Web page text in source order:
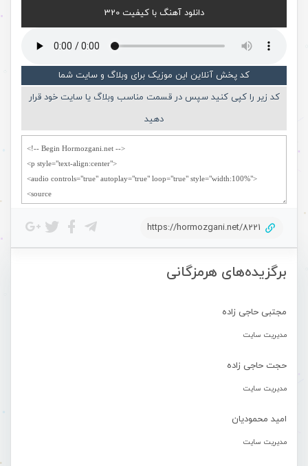
برگزیده‌های هرمزگانی
مجتبی حاجی زاده
مدیریت سایت
حجت حاجی زاده
مدیریت سایت
امید محمودیان
مدیریت سایت
دانلود آهنگ با کیفیت 320
کد پخش آنلاین این موزیک برای وبلاگ و سایت شما
کد زیر را کپی کنید سپس در قسمت مناسب وبلاگ یا سایت خود قرار
دهید
https://hormozgani.net/8221